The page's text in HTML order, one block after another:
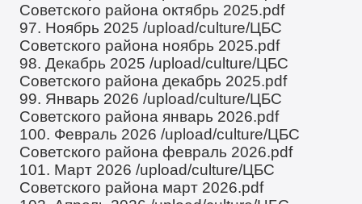
Советского района октябрь 2025.pdf
97. Ноябрь 2025/upload/culture/ЦБС
Советского района ноябрь 2025.pdf
98. Декабрь 2025/upload/culture/ЦБС
Советского района декабрь 2025.pdf
99. Январь 2026/upload/culture/ЦБС
Советского района январь 2026.pdf
100. Февраль 2026/upload/culture/ЦБС
Советского района февраль 2026.pdf
101. Март 2026/upload/culture/ЦБС
Советского района март 2026.pdf